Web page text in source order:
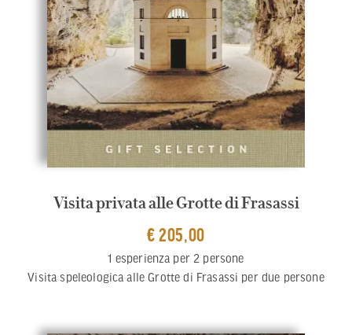
Visita privata alle Grotte di Frasassi
€ 205,00
1 esperienza per 2 persone
Visita speleologica alle Grotte di Frasassi per due persone